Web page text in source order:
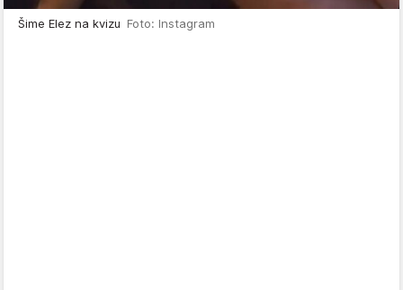
Šime Elez na kvizu Foto: Instagram